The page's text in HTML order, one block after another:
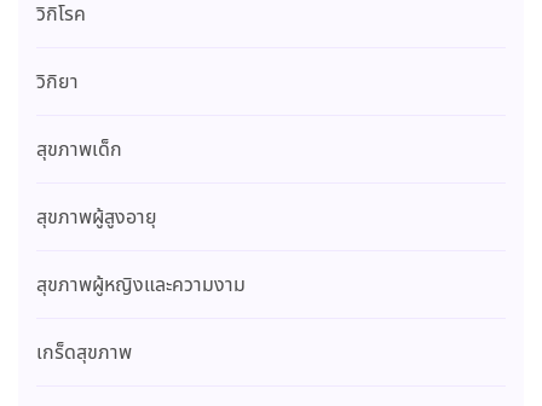
วิกิโรค
วิกิยา
สุขภาพเด็ก
สุขภาพผู้สูงอายุ
สุขภาพผู้หญิงและความงาม
เกร็ดสุขภาพ